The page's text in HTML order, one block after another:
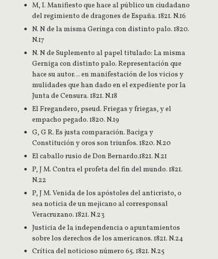
M, I. Manifiesto que hace al público un ciudadano
del regimiento de dragones de España. 1821. N.16
N. N de la misma Geringa con distinto palo. 1820.
N.17
N. N de Suplemento al papel titulado: La misma
Gerniga con distinto palo. Representación que
hace su autor… en manifestación de los vicios y
mulidades que han dado en el expediente por la
Junta de Censura. 1821. N.18
El Fregandero, pseud. Friegas y friegas, y el
empacho pegado. 1820. N.19
G, G R. Es justa comparación. Baciga y
Constitución y oros son triunfos. 1820. N.20
El caballo rusio de Don Bernardo.1821. N.21
P, J M. Contra el profeta del fin del mundo. 1821.
N.22
P, J M. Venida de los apóstoles del anticristo, o
sea noticia de un mejicano al corresponsal
Veracruzano. 1821. N.23
Justicia de la independencia o apuntamientos
sobre los derechos de los americanos. 1821. N.24
Crítica del noticioso número 65. 1821. N.25